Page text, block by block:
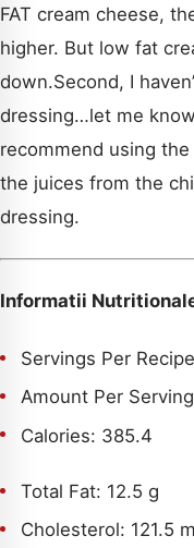
FAT cream cheese,
higher. But low fat
down.Second, I
dressing…let me
recommend using
the juices from the
dressing.
Informatii
Servings Per
Amount Per Serving
Calories: 385.4
Total Fat: 12.5 g
Cholesterol: 121.5